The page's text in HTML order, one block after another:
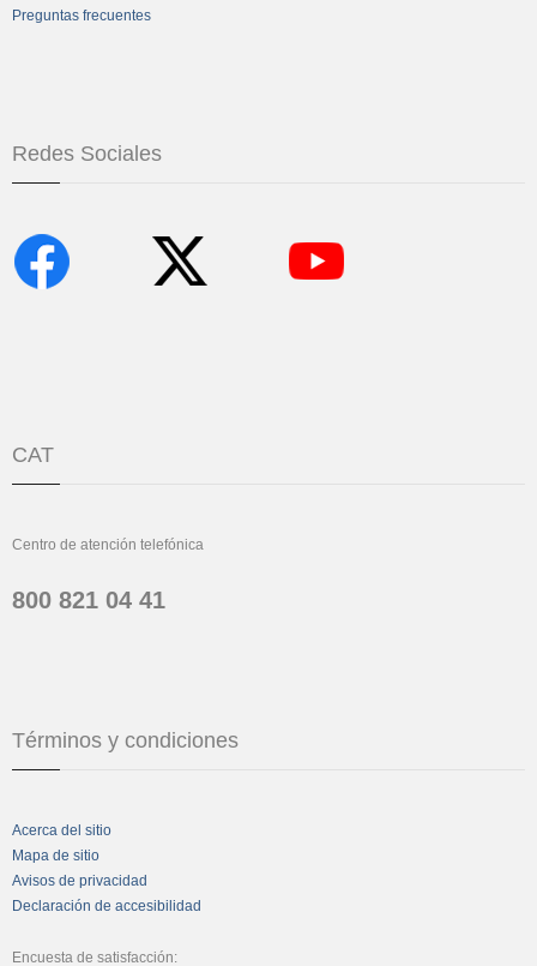
Preguntas frecuentes
Redes Sociales
CAT
Centro de atención telefónica
800 821 04 41
Términos y condiciones
Acerca del sitio
Mapa de sitio
Avisos de privacidad
Declaración de accesibilidad
Encuesta de satisfacción: